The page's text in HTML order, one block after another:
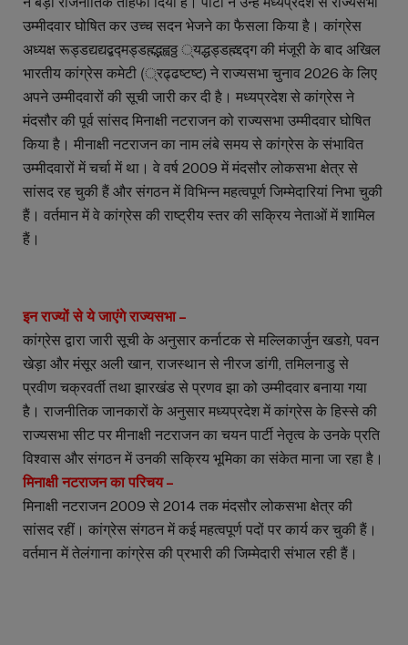
उम्मीदवार घोषित कर उच्च सदन भेजने का फैसला किया है। कांग्रेस
अध्यक्ष रूड्डद्यद्यद्बद्मड्डह्म्द्भह्वठ्ठ ्यद्धड्डह्म्द्दद्ग की मंजूरी के बाद अखिल
भारतीय कांग्रेस कमेटी (्रढ्ढष्टष्ट) ने राज्यसभा चुनाव 2026 के लिए
अपने उम्मीदवारों की सूची जारी कर दी है। मध्यप्रदेश से कांग्रेस ने
मंदसौर की पूर्व सांसद मिनाक्षी नटराजन को राज्यसभा उम्मीदवार घोषित
किया है। मीनाक्षी नटराजन का नाम लंबे समय से कांग्रेस के संभावित
उम्मीदवारों में चर्चा में था। वे वर्ष 2009 में मंदसौर लोकसभा क्षेत्र से
सांसद रह चुकी हैं और संगठन में विभिन्न महत्वपूर्ण जिम्मेदारियां निभा चुकी
हैं। वर्तमान में वे कांग्रेस की राष्ट्रीय स्तर की सक्रिय नेताओं में शामिल
हैं।
इन राज्यों से ये जाएंगे राज्यसभा –
कांग्रेस द्वारा जारी सूची के अनुसार कर्नाटक से मल्लिकार्जुन खडग़े, पवन
खेड़ा और मंसूर अली खान, राजस्थान से नीरज डांगी, तमिलनाडु से
प्रवीण चक्रवर्ती तथा झारखंड से प्रणव झा को उम्मीदवार बनाया गया
है। राजनीतिक जानकारों के अनुसार मध्यप्रदेश में कांग्रेस के हिस्से की
राज्यसभा सीट पर मीनाक्षी नटराजन का चयन पार्टी नेतृत्व के उनके प्रति
विश्वास और संगठन में उनकी सक्रिय भूमिका का संकेत माना जा रहा है।
मिनाक्षी नटराजन का परिचय –
मिनाक्षी नटराजन 2009 से 2014 तक मंदसौर लोकसभा क्षेत्र की
सांसद रहीं। कांग्रेस संगठन में कई महत्वपूर्ण पदों पर कार्य कर चुकी हैं।
वर्तमान में तेलंगाना कांग्रेस की प्रभारी की जिम्मेदारी संभाल रही हैं।